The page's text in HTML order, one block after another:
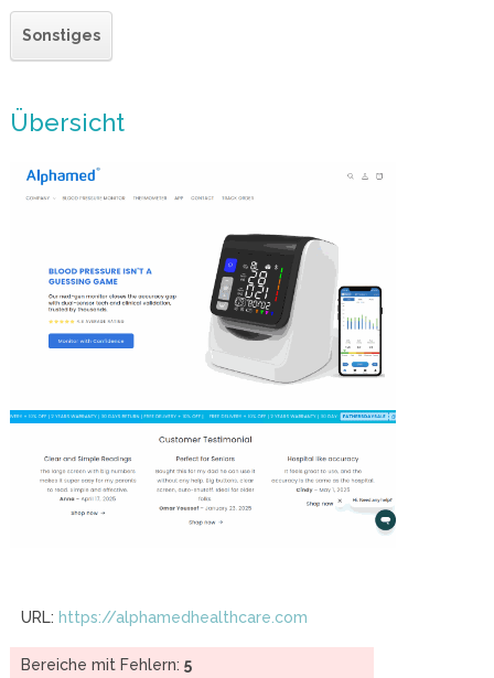
Sonstiges
Übersicht
URL: https://alphamedhealthcare.com
Bereiche mit Fehlern: 5